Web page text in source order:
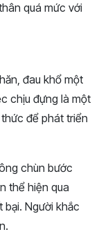
quá mức với
đau khổ một
chịu đựng là một
để phát triển
chùn bước
thể hiện qua
Người khắc